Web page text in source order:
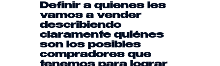
Definir a quienes les
vamos a vender
describiendo
claramente quiénes
son los posibles
compradores que